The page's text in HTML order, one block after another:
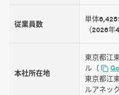
従業員数
単体6,425
（2026年
本社所在地
東京都江
ル（
東京都江
ルアネッ